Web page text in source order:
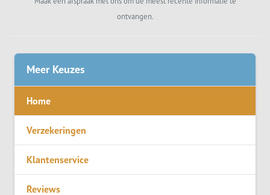
ontvangen.
Meer Keuzes
Home
Verzekeringen
Klantenservice
Reviews